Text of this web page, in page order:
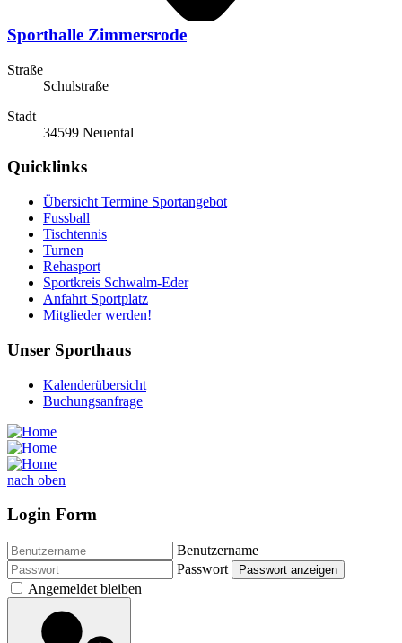
Sporthalle Zimmersrode
Straße
Schulstraße
Stadt
34599 Neuental
Quicklinks
Übersicht Termine Sportangebot
Fussball
Tischtennis
Turnen
Rehasport
Sportkreis Schwalm-Eder
Anfahrt Sportplatz
Mitglieder werden!
Unser Sporthaus
Kalenderübersicht
Buchungsanfrage
nach oben
Login Form
Benutzername
Passwort
Passwort anzeigen
Angemeldet bleiben